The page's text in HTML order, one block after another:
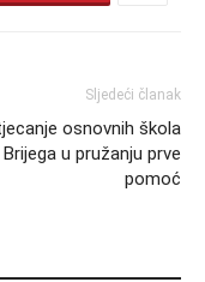
Sljedeći članak
osnovnih škola
u pružanju prve
pomoć